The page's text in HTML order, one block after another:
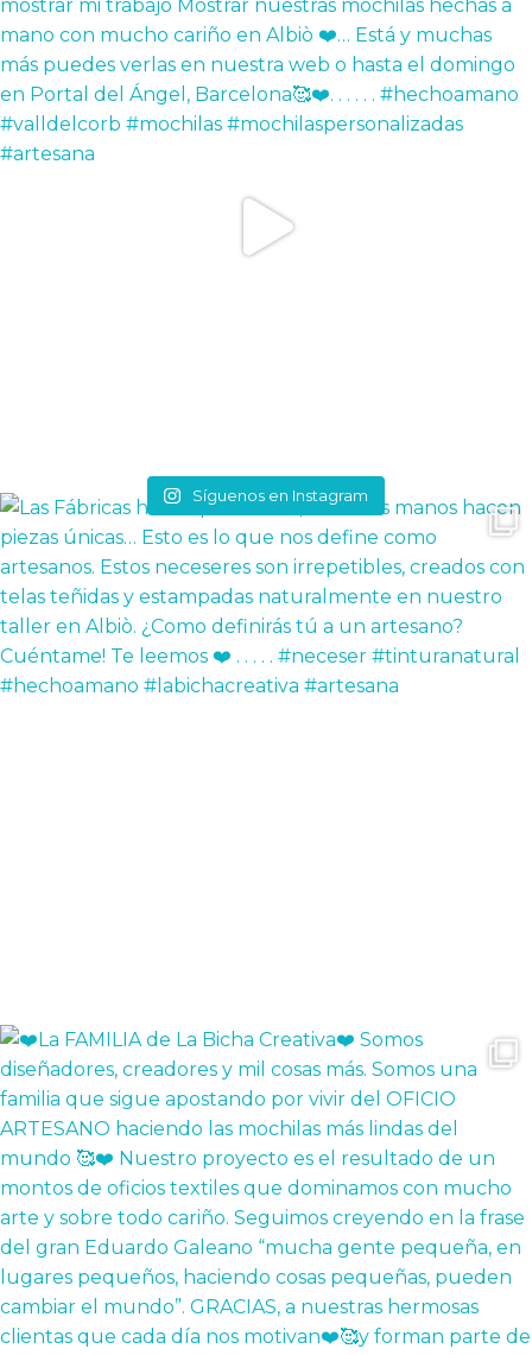
Síguenos en Instagram